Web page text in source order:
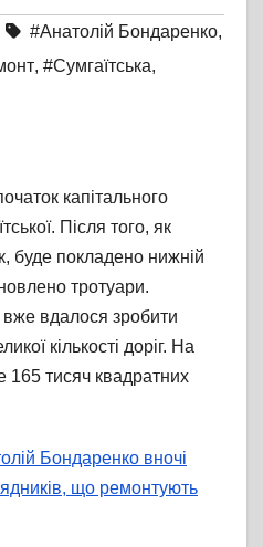
#Анатолій Бондаренко,
, #Сумгаїтська,
капітального
Після того, як
буде покладено нижній
тротуари.
вже вдалося зробити
кількості доріг. На
165 тисяч квадратних
Бондаренко вночі
що ремонтують